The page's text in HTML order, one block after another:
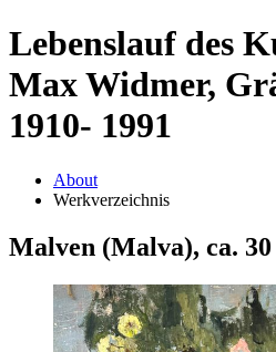
Lebenslauf des
Max Widmer,
1910- 1991
About
Werkverzeichnis
Malven (Malva), ca.